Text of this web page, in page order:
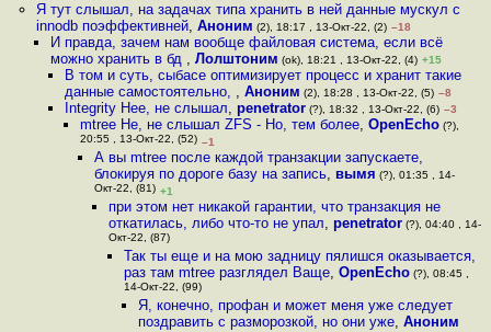
Я тут слышал, на задачах типа хранить в ней данные мускул с
innodb поэффективней, Аноним (2), 18:17 , 13-Окт-22, (2) –18
И правда, зачем нам вообще файловая система, если всё
можно хранить в бд , Лолштоним (ok), 18:21 , 13-Окт-22, (4) +15
В том и суть, сыбасе оптимизирует процесс и хранит такие
данные самостоятельно, ,Аноним (2), 18:28 , 13-Окт-22, (5) –8
Integrity Нее, не слышал,penetrator (?), 18:32 , 13-Окт-22, (6) –3
mtree Не, не слышал ZFS - Но, тем более, OpenEcho(?),
20:55 , 13-Окт-22, (52) –1
А вы mtree после каждой транзакции запускаете,
блокируя по дороге базу на запись, вымя (?), 01:35 , 14-
Окт-22, (81) +1
при этом нет никакой гарантии, что транзакция не
откатилась, либо что-то не упал,penetrator (?), 04:40 , 14-
Окт-22, (87)
Так ты еще и на мою задницу пялишся оказывается,
раз там mtree разглядел Ваще, OpenEcho(?), 08:45 ,
14-Окт-22, (99)
Я, конечно, профан и может меня уже следует
поздравить с разморозкой, но они уже, Аноним